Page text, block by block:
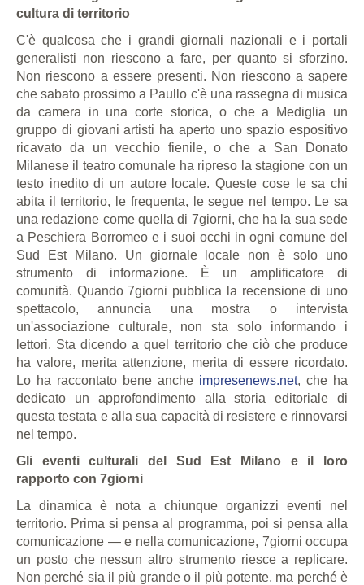
cultura di territorio
C'è qualcosa che i grandi giornali nazionali e i portali
generalisti non riescono a fare, per quanto si sforzino.
Non riescono a essere presenti. Non riescono a sapere
che sabato prossimo a Paullo c'è una rassegna di musica
da camera in una corte storica, o che a Mediglia un
gruppo di giovani artisti ha aperto uno spazio espositivo
ricavato da un vecchio fienile, o che a San Donato
Milanese il teatro comunale ha ripreso la stagione con un
testo inedito di un autore locale. Queste cose le sa chi
abita il territorio, le frequenta, le segue nel tempo. Le sa
una redazione come quella di 7giorni, che ha la sua sede
a Peschiera Borromeo e i suoi occhi in ogni comune del
Sud Est Milano. Un giornale locale non è solo uno
strumento di informazione. È un amplificatore di
comunità. Quando 7giorni pubblica la recensione di uno
spettacolo, annuncia una mostra o intervista
un'associazione culturale, non sta solo informando i
lettori. Sta dicendo a quel territorio che ciò che produce
ha valore, merita attenzione, merita di essere ricordato.
Lo ha raccontato bene anche impresenews.net, che ha
dedicato un approfondimento alla storia editoriale di
questa testata e alla sua capacità di resistere e rinnovarsi
nel tempo.
Gli eventi culturali del Sud Est Milano e il loro
rapporto con 7giorni
La dinamica è nota a chiunque organizzi eventi nel
territorio. Prima si pensa al programma, poi si pensa alla
comunicazione — e nella comunicazione, 7giorni occupa
un posto che nessun altro strumento riesce a replicare.
Non perché sia il più grande o il più potente, ma perché è